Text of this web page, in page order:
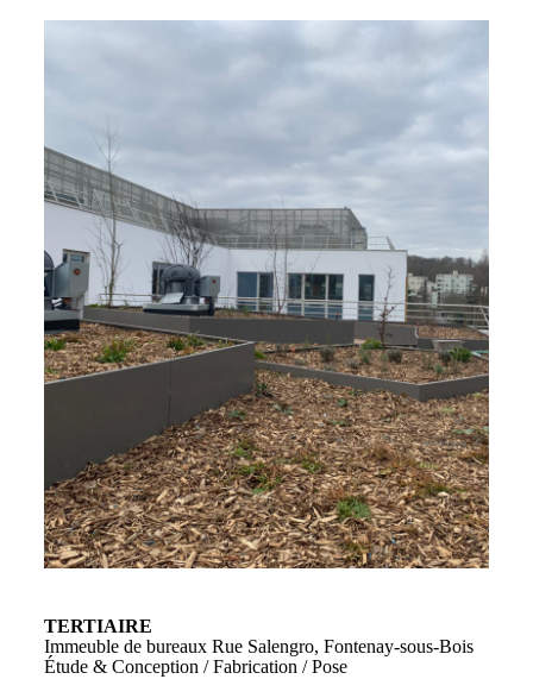
TERTIAIRE
Immeuble de bureaux Rue Salengro, Fontenay-sous-Bois
Étude & Conception / Fabrication / Pose